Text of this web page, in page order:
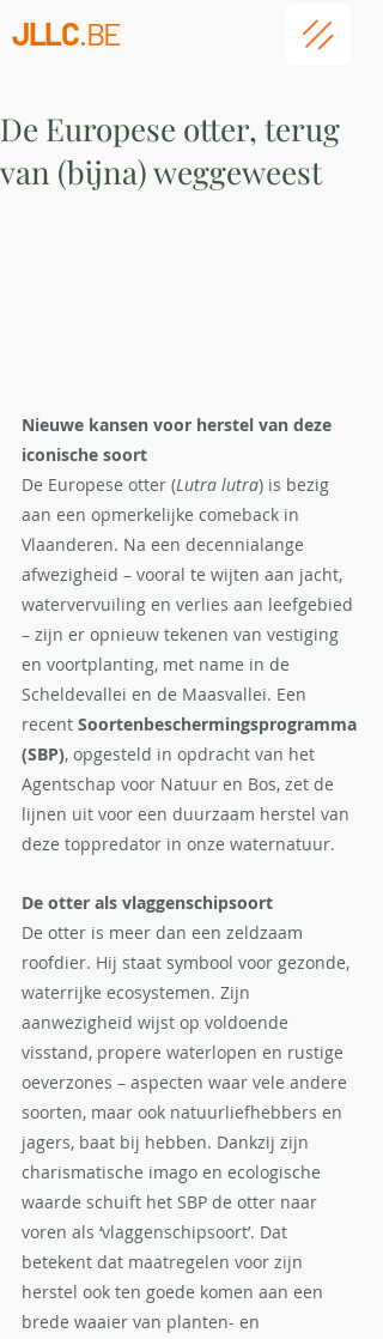
JLLC.BE
De Europese otter, terug
van (bijna) weggeweest
Nieuwe kansen voor herstel van deze
iconische soort
De Europese otter (Lutra lutra) is bezig
aan een opmerkelijke comeback in
Vlaanderen. Na een decennialange
afwezigheid – vooral te wijten aan jacht,
watervervuiling en verlies aan leefgebied
– zijn er opnieuw tekenen van vestiging
en voortplanting, met name in de
Scheldevallei en de Maasvallei. Een
recent Soortenbeschermingsprogramma
(SBP), opgesteld in opdracht van het
Agentschap voor Natuur en Bos, zet de
lijnen uit voor een duurzaam herstel van
deze toppredator in onze waternatuur.
De otter als vlaggenschipsoort
De otter is meer dan een zeldzaam
roofdier. Hij staat symbool voor gezonde,
waterrijke ecosystemen. Zijn
aanwezigheid wijst op voldoende
visstand, propere waterlopen en rustige
oeverzones – aspecten waar vele andere
soorten, maar ook natuurliefhebbers en
jagers, baat bij hebben. Dankzij zijn
charismatische imago en ecologische
waarde schuift het SBP de otter naar
voren als ‘vlaggenschipsoort’. Dat
betekent dat maatregelen voor zijn
herstel ook ten goede komen aan een
brede waaier van planten- en